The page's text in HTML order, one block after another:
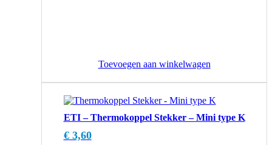
Toevoegen aan winkelwagen
ETI – Thermokoppel Stekker – Mini type K
€3,60